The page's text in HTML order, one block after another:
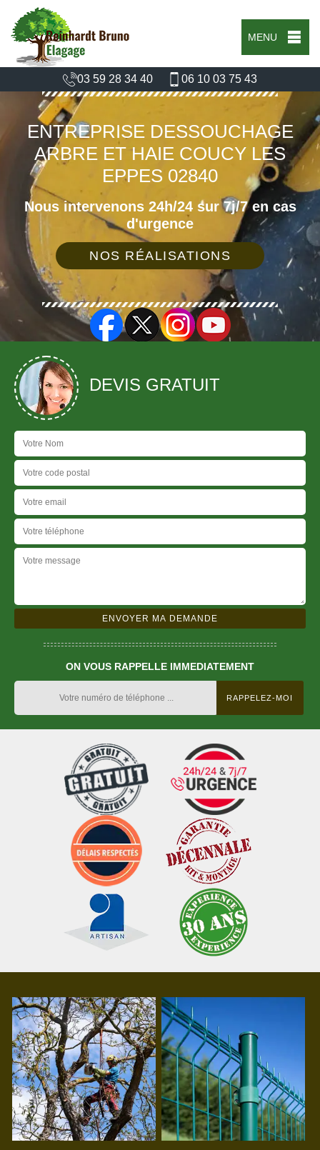
MENU
03 59 28 34 40 06 10 03 75 43
ENTREPRISE DESSOUCHAGE
ARBRE ET HAIE COUCY LES
EPPES 02840
Nous intervenons 24h/24 sur 7j/7 en cas
d'urgence
NOS RÉALISATIONS
DEVIS GRATUIT
ON VOUS RAPPELLE IMMEDIATEMENT